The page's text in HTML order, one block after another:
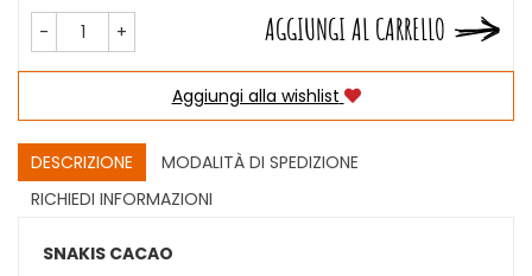
- + AGGIUNGI AL CARRELLO
Aggiungi alla wishlist
DESCRIZIONE
MODALITÀ DI SPEDIZIONE
RICHIEDI INFORMAZIONI
SNAKIS CACAO